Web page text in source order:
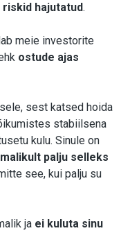
riskid hajutatud.
meie investorite
ostude ajas
sest katsed hoida
stabiilsena
kulu. Sinule on
palju selleks
see, kui palju su
ja ei kuluta sinu